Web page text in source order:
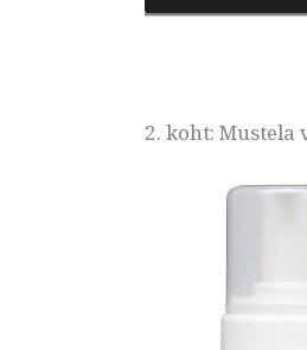
2. koht: Mustela